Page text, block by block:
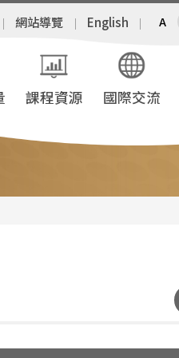
網站導覽 English A
課程資源 國際交流